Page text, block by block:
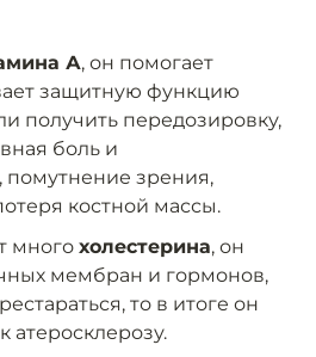
А, он помогает
защитную функцию
получить передозировку,
боль и
помутнение зрения,
костной массы.
много холестерина, он
мембран и гормонов,
то в итоге он
атеросклерозу.